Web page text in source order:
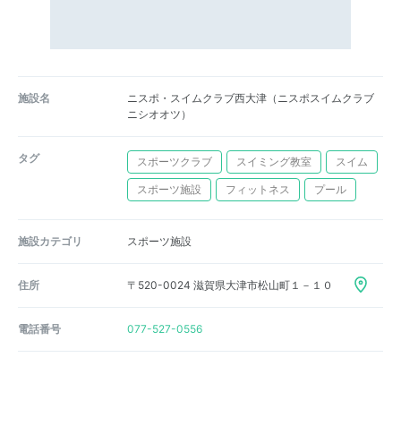
施設名
ニスポ・スイムクラブ西大津（ニスポスイムクラブ
ニシオオツ）
タグ スポーツクラブ スイミング教室 スイム
スポーツ施設 フィットネス プール
施設カテゴリ スポーツ施設
住所 〒520-0024 滋賀県大津市松山町１－１０
電話番号 077-527-0556